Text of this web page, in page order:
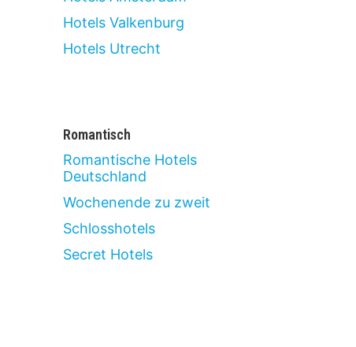
Hotels Valkenburg
Hotels Utrecht
Romantisch
Romantische Hotels
Deutschland
Wochenende zu zweit
Schlosshotels
Secret Hotels